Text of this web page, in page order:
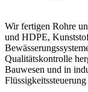
Wir fertigen Rohre
und HDPE,
Qualitätskontrolle
Bauwesen und in